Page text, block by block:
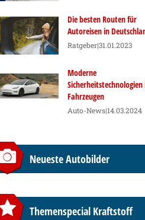
Die besten Routen für
Autoreisen in
Ratgeber|31.01.2023
Moderne
Sicherheitstechnologien
Fahrzeugen
Auto-News|14.03.2024
Neueste Autobilder
Themenspecial Kraftstoff